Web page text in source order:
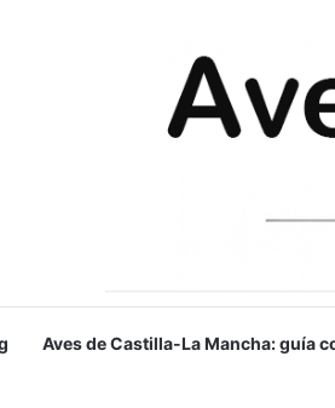
Aves de Castilla-La Mancha: guía